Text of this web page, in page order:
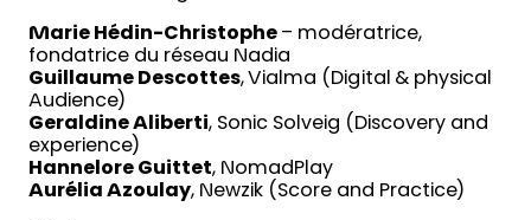
Marie Hédin-Christophe – modératrice,
fondatrice du réseau Nadia
Guillaume Descottes, Vialma (Digital & physical
Audience)
Geraldine Aliberti, Sonic Solveig (Discovery and
experience)
Hannelore Guittet, NomadPlay
Aurélia Azoulay, Newzik (Score and Practice)